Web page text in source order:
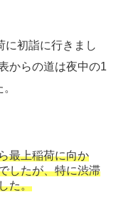
に初詣に行きまし
からの道は夜中の1
最上稲荷に向か
したが、特に渋滞
た。